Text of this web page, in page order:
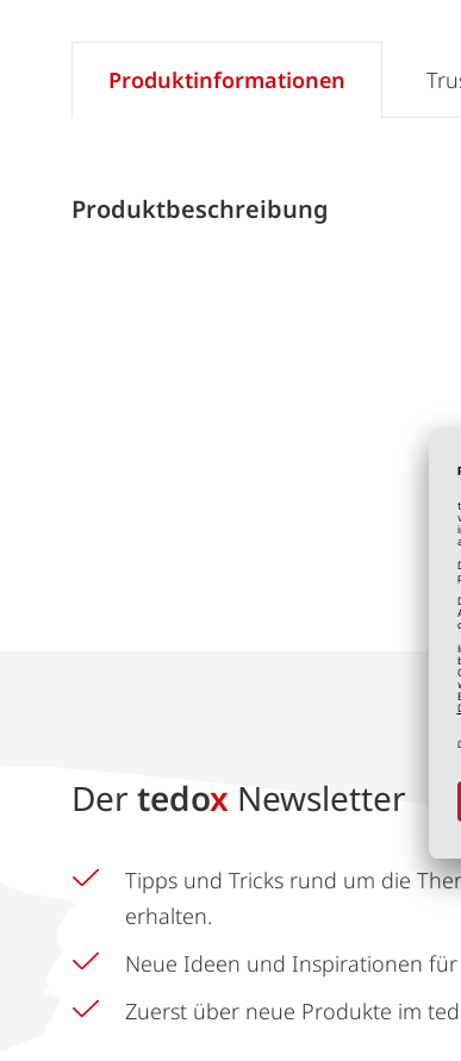
Produktinformationen
Produktbeschreibung
Der tedox Newsletter
Tipps und Tricks rund um die
erhalten.
Neue Ideen und Inspirationen
Zuerst über neue Produkte im